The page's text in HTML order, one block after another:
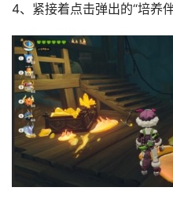
4、紧接着点击弹出的“培养